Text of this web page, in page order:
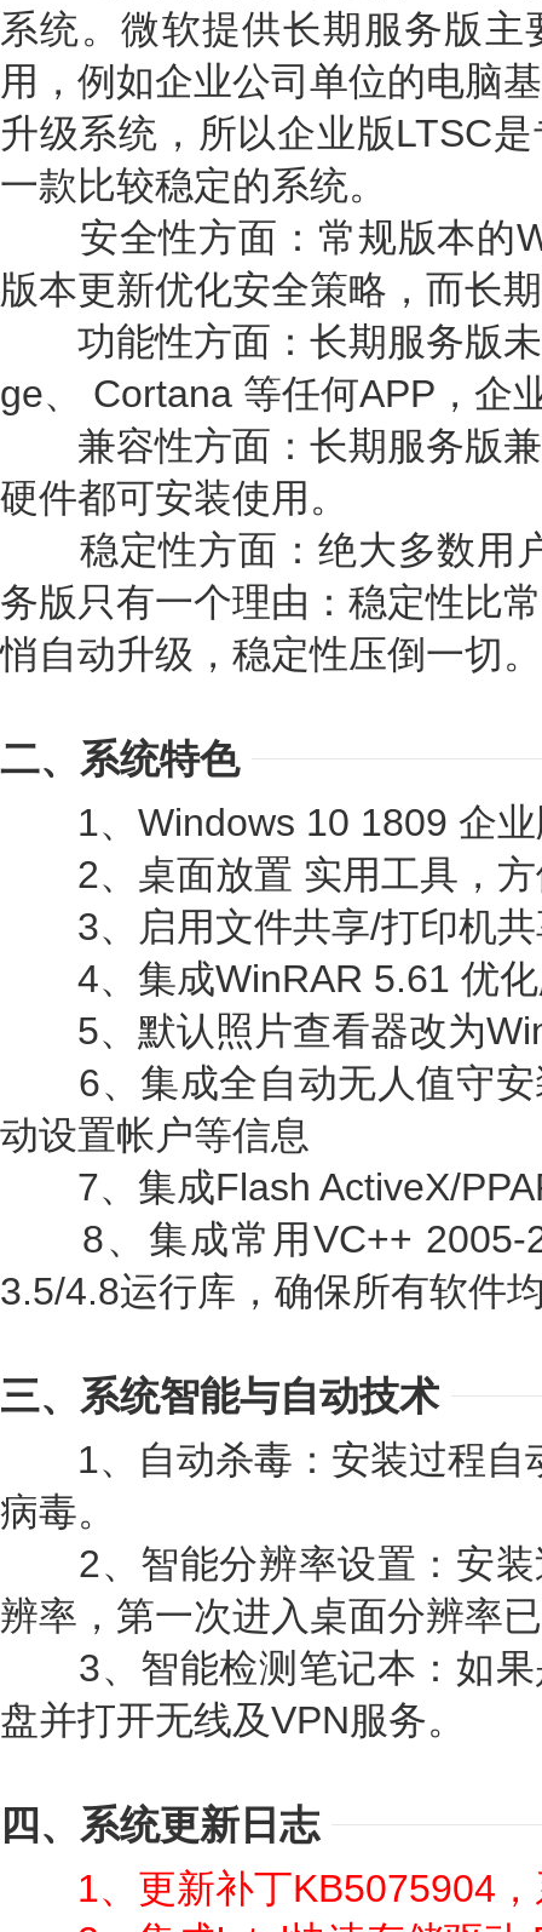
系统。微软提供长期服务版
用，例如企业公司单位的电脑
升级系统，所以企业版LTSC
一款比较稳定的系统。
安全性方面：常规版本的
版本更新优化安全策略，而长
功能性方面：长期服务版未
ge、 Cortana 等任何APP，企
兼容性方面：长期服务版兼
硬件都可安装使用。
稳定性方面：绝大多数用
务版只有一个理由：稳定性比
悄自动升级，稳定性压倒一切。
二、系统特色
1、Windows 10 1809 企业
2、桌面放置 实用工具，方
3、启用文件共享/打印机共
4、集成WinRAR 5.61 优化
5、默认照片查看器改为
6、集成全自动无人值守安
动设置帐户等信息
7、集成Flash ActiveX/
8、集成常用VC++ 2005-
3.5/4.8运行库，确保所有软件
三、系统智能与自动技术
1、自动杀毒：安装过程自
病毒。
2、智能分辨率设置：安装
辨率，第一次进入桌面分辨率
3、智能检测笔记本：如果
盘并打开无线及VPN服务。
四、系统更新日志
1、更新补丁KB5075904